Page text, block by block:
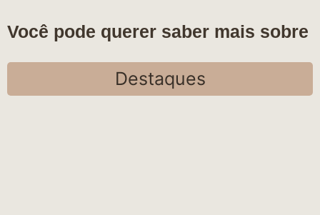
Você pode querer saber mais sobre
Destaques